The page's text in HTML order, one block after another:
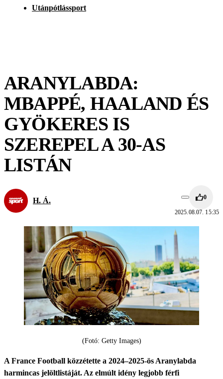
Utánpótlássport
ARANYLABDA:
MBAPPÉ, HAALAND ÉS
GYÖKERES IS
SZEREPEL A 30-AS
LISTÁN
H. Á. 0
2025.08.07. 15:35
(Fotó: Getty Images)
A France Football közzétette a 2024–2025-ös Aranylabda
harmincas jelöltlistáját. Az elmúlt idény legjobb férfi